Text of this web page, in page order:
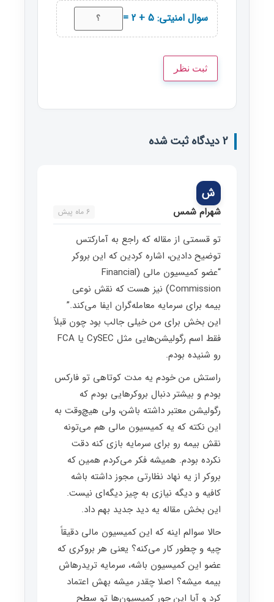
سوال امنیتی: 5 + 2 =
2 دیدگاه ثبت شده
ش
شهرام شمس 6 ماه پیش
تو قسمتی از مقاله که راجع به آمارکتس
توضیح دادین، اشاره کردین که این بروکر
“عضو کمیسیون مالی (Financial
Commission) نیز هست که نقش نوعی
بیمه برای سرمایه معامله‌گران ایفا می‌کند.”
این بخش برای من خیلی جالب بود چون قبلاً
فقط اسم رگولیشن‌هایی مثل CySEC یا FCA
رو شنیده بودم.
راستش من خودم یه مدت کوتاهی تو فارکس
بودم و بیشتر دنبال بروکرهایی بودم که
رگولیشن معتبر داشته باشن، ولی هیچ‌وقت به
این نکته که یه کمیسیون مالی هم می‌تونه
نقش بیمه رو برای سرمایه بازی کنه دقت
نکرده بودم. همیشه فکر می‌کردم همین که
بروکر از یه نهاد نظارتی مجوز داشته باشه
کافیه و دیگه نیازی به چیز دیگه‌ای نیست.
این بخش مقاله یه دید جدید بهم داد.
حالا سوالم اینه که این کمیسیون مالی دقیقاً
چیه و چطور کار می‌کنه؟ یعنی هر بروکری که
عضو این کمیسیون باشه، سرمایه تریدرهاش
بیمه میشه؟ اصلا چقدر میشه بهش اعتماد
کرد و آیا این جور کمیسیون‌ها تو سطح